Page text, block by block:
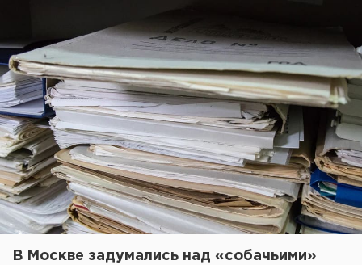
В Москве задумались над «собачьими»